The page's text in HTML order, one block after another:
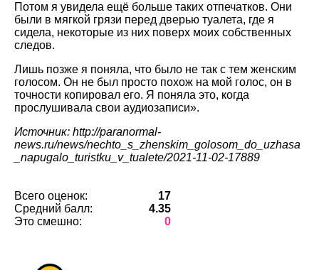
Потом я увидела ещё больше таких отпечатков. Они
были в мягкой грязи перед дверью туалета, где я
сидела, некоторые из них поверх моих собственных
следов.
Лишь позже я поняла, что было не так с тем женским
голосом. Он не был просто похож на мой голос, он в
точности копировал его. Я поняла это, когда
прослушивала свои аудиозаписи».
Источник: http://paranormal-
news.ru/news/nechto_s_zhenskim_golosom_do_uzhasa
_napugalo_turistku_v_tualete/2021-11-02-17889
Всего оценок:
17
Средний балл:
4.35
Это смешно:
0